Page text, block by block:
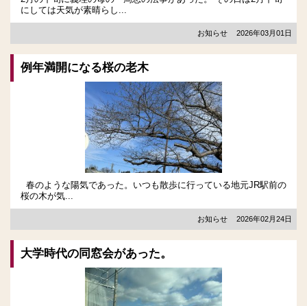
にしては天気が素晴らし...
お知らせ 2026年03月01日
例年満開になる桜の老木
春のような陽気であった。いつも散歩に行っている地元JR駅前の
桜の木が気...
お知らせ 2026年02月24日
大学時代の同窓会があった。